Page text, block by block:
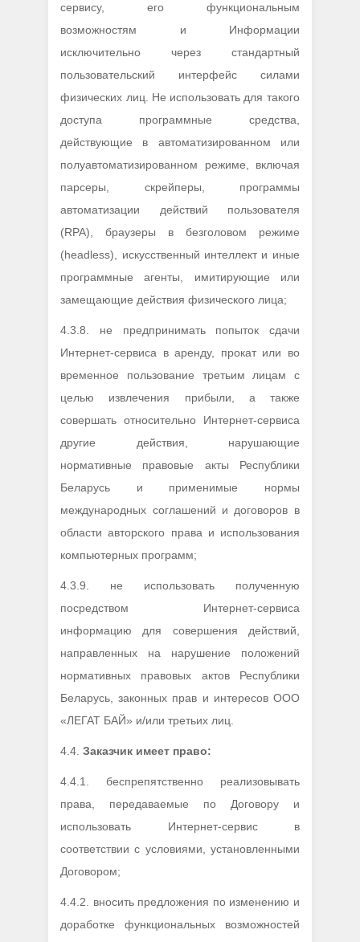
сервису, его функциональным
возможностям и Информации
исключительно через стандартный
пользовательский интерфейс силами
физических лиц. Не использовать для такого
доступа программные средства,
действующие в автоматизированном или
полуавтоматизированном режиме, включая
парсеры, скрейперы, программы
автоматизации действий пользователя
(RPA), браузеры в безголовом режиме
(headless), искусственный интеллект и иные
программные агенты, имитирующие или
замещающие действия физического лица;
4.3.8. не предпринимать попыток сдачи
Интернет-сервиса в аренду, прокат или во
временное пользование третьим лицам с
целью извлечения прибыли, а также
совершать относительно Интернет-сервиса
другие действия, нарушающие
нормативные правовые акты Республики
Беларусь и применимые нормы
международных соглашений и договоров в
области авторского права и использования
компьютерных программ;
4.3.9. не использовать полученную
посредством Интернет-сервиса
информацию для совершения действий,
направленных на нарушение положений
нормативных правовых актов Республики
Беларусь, законных прав и интересов ООО
«ЛЕГАТ БАЙ» и/или третьих лиц.
4.4.Заказчик имеет право:
4.4.1. беспрепятственно реализовывать
права, передаваемые по Договору и
использовать Интернет-сервис в
соответствии с условиями, установленными
Договором;
4.4.2. вносить предложения по изменению и
доработке функциональных возможностей